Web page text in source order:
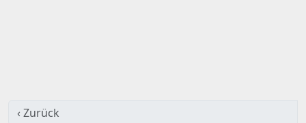
‹ Zurück